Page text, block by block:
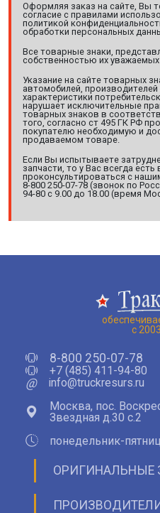
Оформляя заказ на сайте, Вы
согласие с правилами
политикой
обработки персональных
Все товарные знаки,
собственностью их
Указание на сайте товарных
автомобилей, производителей
характеристики
нарушает исключительные
товарных знаков в
того, согласно ст 495 ГК РФ
покупателю необходимую и
продаваемом товаре.
Если Вы испытываете
запчасти, то у Вас всегда
проконсультироваться с
8-800 250-07-78 (звонок по
94-80 с 9.00 до 18.00 (время
с
8-800 250-07-78
+7 (485) 411-94-80
@
info@truckresurs.ru
Москва, пос.
Звездная д.30 с.2
понедельник-
ОРИГИНАЛЬНЫЕ